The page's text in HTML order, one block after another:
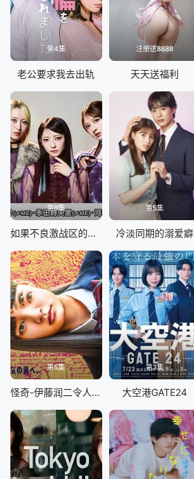
第4集
老公要求我去出轨
注册送8888
天天送福利
第8集
如果不良激战区的四天王转生成了偶像团体
第5集
冷淡同期的溺爱癖
第5集
怪奇-伊藤润二令人彻夜难眠的奇异故事
第3集
大空港GATE24